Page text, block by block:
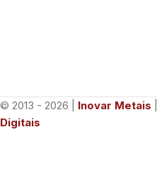
© 2013 - 2026 | Inovar Metais
Digitais